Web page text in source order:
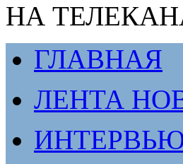
НА
ГЛАВНАЯ
ЛЕНТА